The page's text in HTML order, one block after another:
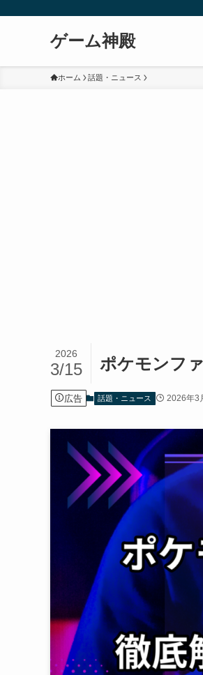
ゲーム神殿
ホーム 話題・ニュース
ポケモンフ
2026
3/15
広告 話題・ニュース 2026年3